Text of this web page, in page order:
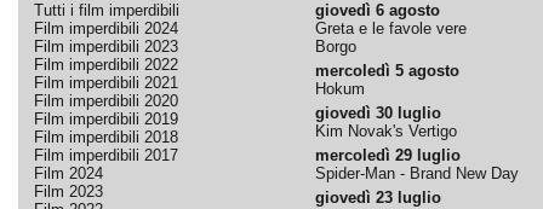
Tutti i film imperdibili
Film imperdibili 2024
Film imperdibili 2023
Film imperdibili 2022
Film imperdibili 2021
Film imperdibili 2020
Film imperdibili 2019
Film imperdibili 2018
Film imperdibili 2017
Film 2024
Film 2023
giovedì 6 agosto
Greta e le favole vere
Borgo
mercoledì 5 agosto
Hokum
giovedì 30 luglio
Kim Novak's Vertigo
mercoledì 29 luglio
Spider-Man - Brand New Day
giovedì 23 luglio